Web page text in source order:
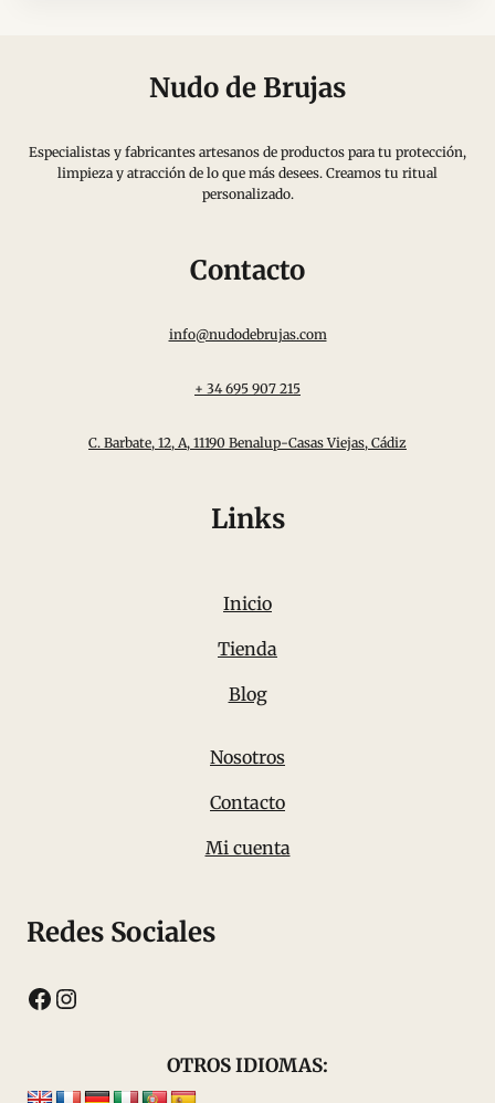
Nudo de Brujas
Especialistas y fabricantes artesanos de productos para tu protección,
limpieza y atracción de lo que más desees. Creamos tu ritual
personalizado.
Contacto
info@nudodebrujas.com
+ 34 695 907 215
C. Barbate, 12, A, 11190 Benalup-Casas Viejas, Cádiz
Links
Inicio
Tienda
Blog
Nosotros
Contacto
Mi cuenta
Redes Sociales
Facebook
Instagram
OTROS IDIOMAS: